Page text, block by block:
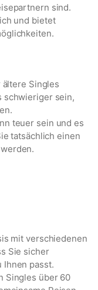
sind.
und bietet
Singles
schwieriger sein,
teuer sein und es
tatsächlich einen
mit verschiedenen
Sie sicher
Ihnen passt.
Singles über 60